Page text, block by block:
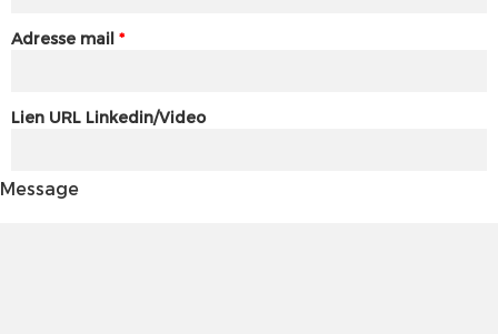
Adresse mail *
Lien URL Linkedin/Video
Message